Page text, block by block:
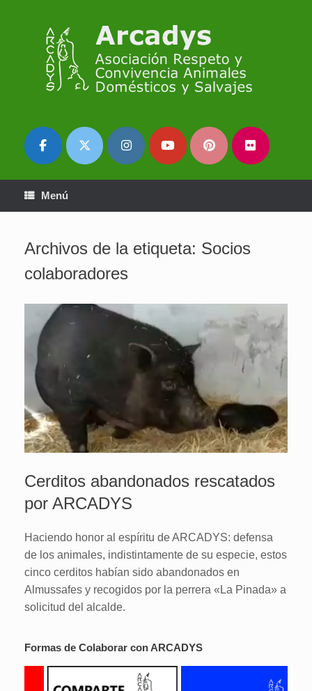
Menú
Archivos de la etiqueta: Socios
colaboradores
Cerditos abandonados rescatados
por ARCADYS
Haciendo honor al espíritu de ARCADYS: defensa
de los animales, indistintamente de su especie, estos
cinco cerditos habían sido abandonados en
Almussafes y recogidos por la perrera «La Pinada» a
solicitud del alcalde.
Formas de Colaborar con ARCADYS